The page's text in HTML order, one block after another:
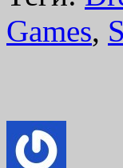
Games,